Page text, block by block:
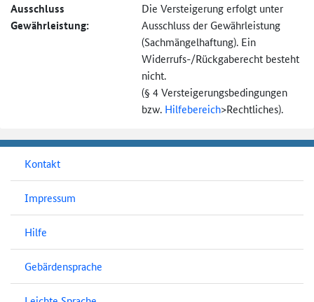
Ausschluss
Gewährleistung:
Die Versteigerung erfolgt unter
Ausschluss der Gewährleistung
(Sachmängel­haftung). Ein
Widerrufs-/Rückgaberecht besteht
nicht.
(§ 4 Versteigerungs­bedingungen
bzw. Hilfebereich>Rechtliches).
Kontakt
Impressum
Hilfe
Gebärdensprache